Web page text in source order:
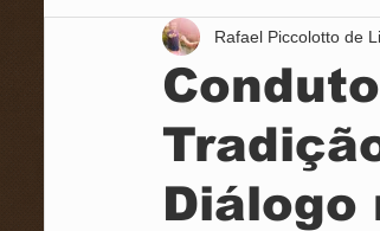
Diálogo
Rafael Piccolotto de